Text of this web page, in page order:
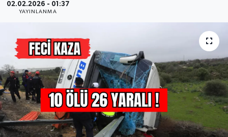
02.02.2026 - 01:37
YAYINLANMA
RESMİ İLANLAR
SAĞLIK
SİYASET
SOSYAL YARDIMLAR
SPONSORLU YAZI